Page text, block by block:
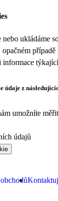
ukládáme
informace
údaje z
umožníte
údajů